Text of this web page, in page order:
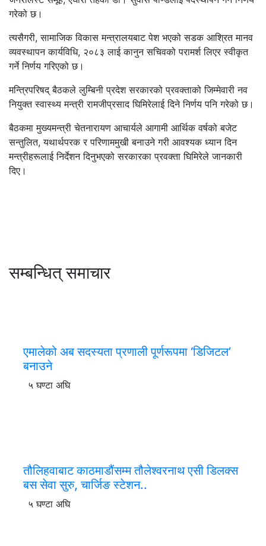
गरेको छ।
त्यसैगरी, सामाजिक विकास मन्त्रालयबाट पेश भएको सडक आश्रित मानव
व्यवस्थापन कार्यविधि, २०८३ लाई कानुन सचिवको परामर्श लिएर स्वीकृत
गर्ने निर्णय गरिएको छ।
मन्त्रिपरिषद् बैठकले लुम्बिनी प्रदेश सरकारको प्रवक्ताको जिम्मेवारी नव
नियुक्त स्वास्थ्य मन्त्री रामजीप्रसाद घिमिरेलाई दिने निर्णय पनि गरेको छ।
बैठकमा मुख्यमन्त्री चेतनारायण आचार्यले आगामी आर्थिक वर्षको बजेट
सन्तुलित, यथार्थपरक र परिणाममुखी बनाउने गरी आवश्यक ध्यान दिन
मन्त्रीहरूलाई निर्देशन दिनुभएको सरकारका प्रवक्ता घिमिरेले जानकारी
दिए।
सम्बन्धित् समाचार
एमालेको अब सदस्यता प्रणाली पूर्णरूपमा ‘डिजिटल’
बनाउने
५ घण्टा अघि
तौलिहवाबाट काठमाडौंसम्म तौलेश्वरनाथ एसी डिलक्स
बस सेवा सुरु, चार्जिङ स्टेशन..
५ घण्टा अघि